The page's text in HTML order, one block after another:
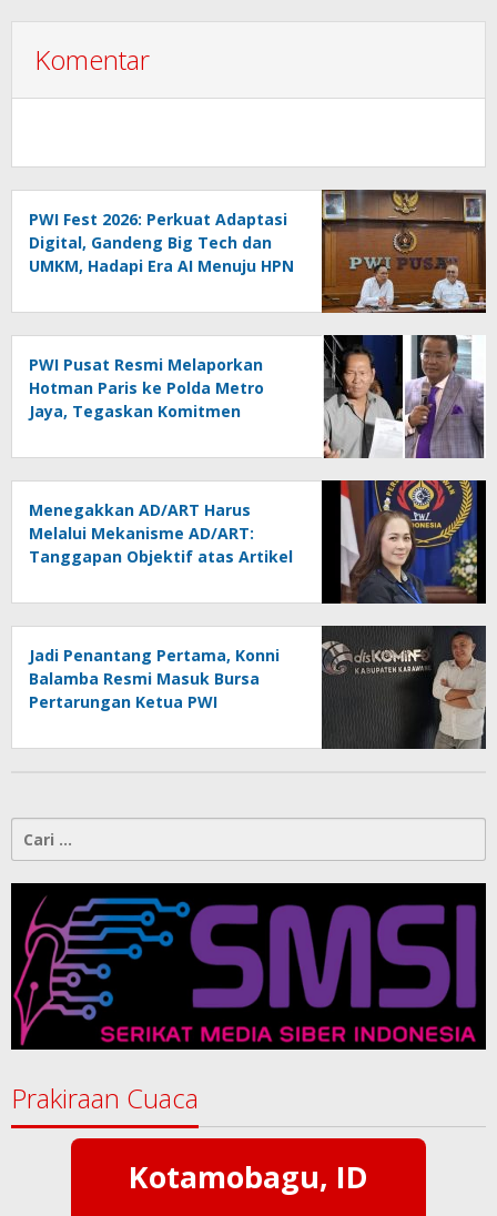
Komentar
PWI Fest 2026: Perkuat Adaptasi
Digital, Gandeng Big Tech dan
UMKM, Hadapi Era AI Menuju HPN
PWI Pusat Resmi Melaporkan
Hotman Paris ke Polda Metro
Jaya, Tegaskan Komitmen
Menegakkan AD/ART Harus
Melalui Mekanisme AD/ART:
Tanggapan Objektif atas Artikel
Konspirasi Melanggar Aturan”
Jadi Penantang Pertama, Konni
Balamba Resmi Masuk Bursa
Pertarungan Ketua PWI
untuk:
Prakiraan Cuaca
Kotamobagu, ID